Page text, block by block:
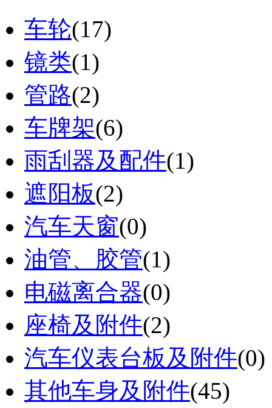
车轮(17)
镜类(1)
管路(2)
车牌架(6)
雨刮器及配件(1)
遮阳板(2)
汽车天窗(0)
油管、胶管(1)
电磁离合器(0)
座椅及附件(2)
汽车仪表台板及附件(0)
其他车身及附件(45)